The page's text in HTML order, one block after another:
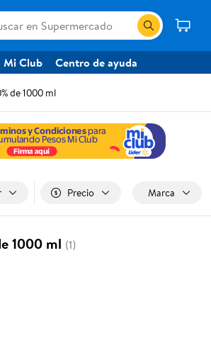
Mi Club Centro de ayuda
de 1000 ml
Precio Marca
1000 ml (1)